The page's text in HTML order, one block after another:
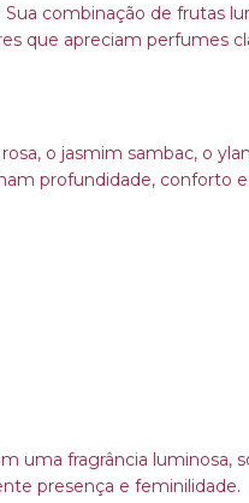
combinação de frutas
que apreciam perfumes
o jasmim sambac, o
profundidade, conforto
uma fragrância luminosa,
presença e feminilidade.